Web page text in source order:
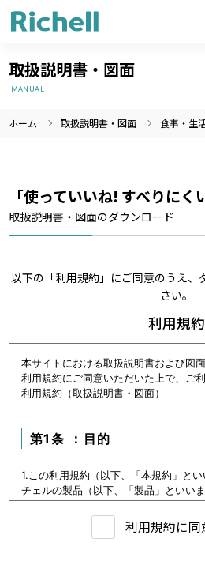
製品情報のみを検索
取扱説明書・図面
MANUAL
ホーム 取扱説明書・図面 食事・生
「使っていいね! すべりにく
取扱説明書・図面のダウンロード
以下の「利用規約」にご同意のうえ、
さい。
利用規約
本サイトにおける取扱説明書および図
利用規約にご同意いただいた上で、ご利
利用規約（取扱説明書・図面）
第1条 ：目的
1.この利用規約（以下、「本規約」と
チェルの製品（以下、「製品」といい
入いただいた製品または購入を検討中
といいます。）に関するデータ（以下
す）の提供サービス（以下「本サービ
利用規約に同